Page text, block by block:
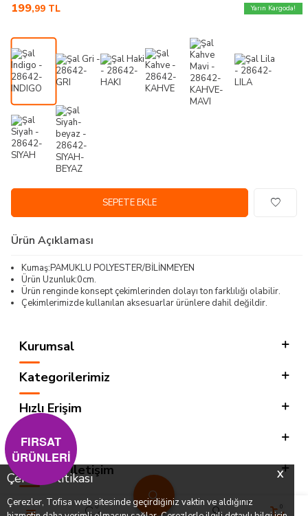
X
Çerez Politikası
Çerezler, Tofisa web sitesinde geçirdiğiniz vaktin ve aldığınız
0 0
199,99 TL Yarın Kargoda!
SEPETE EKLE
Ürün Açıklaması
Kumaş:PAMUKLU POLYESTER/BİLİNMEYEN
Ürün Uzunluk:0cm.
Ürün renginde konsept çekimlerinden dolayı ton farklılığı olabilir.
Çekimlerimizde kullanılan aksesuarlar ürünlere dahil değildir.
Kurumsal
Kategorilerimiz
Hızlı Erişim
Sosyal
Adres & İletişim
FIRSAT
ÜRÜNLERİ